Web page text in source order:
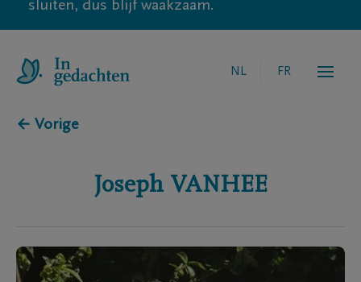
sluiten, dus blijf waakzaam.
NL FR
← Vorige
Joseph VANHEE